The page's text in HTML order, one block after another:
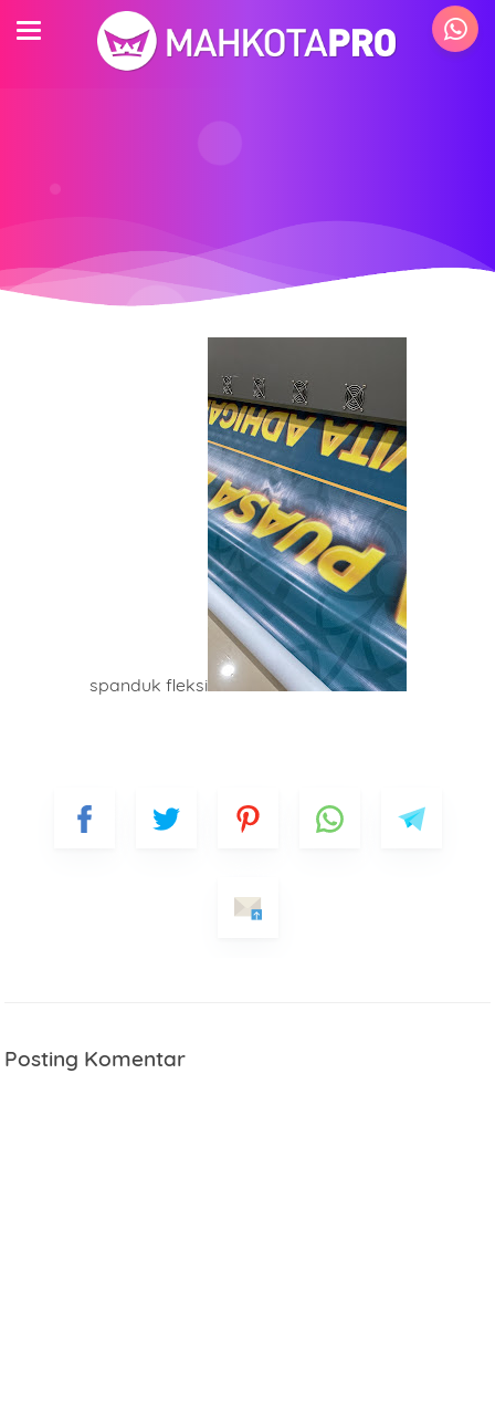
spanduk fleksi
Posting Komentar